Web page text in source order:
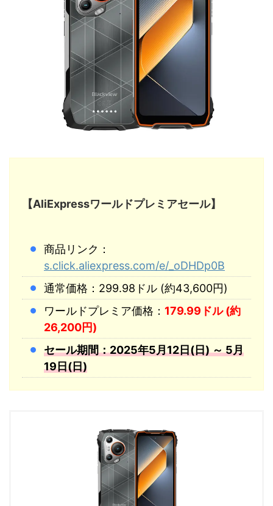
【AliExpressワールドプレミアセール】
商品リンク：
s.click.aliexpress.com/e/_oDHDp0B
通常価格：299.98ドル (約43,600円)
ワールドプレミア価格： 179.99ドル (約
26,200円)
セール期間：2025年5月12日(日) ～ 5月
19日(日)